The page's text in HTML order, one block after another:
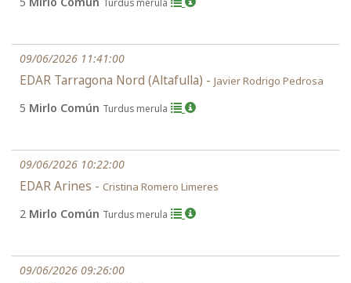
09/06/2026 11:41:00
EDAR Tarragona Nord (Altafulla) - Javier Rodrigo Pedrosa
5 Mirlo Común Turdus merula
09/06/2026 10:22:00
EDAR Arines - Cristina Romero Limeres
2 Mirlo Común Turdus merula
09/06/2026 09:26:00